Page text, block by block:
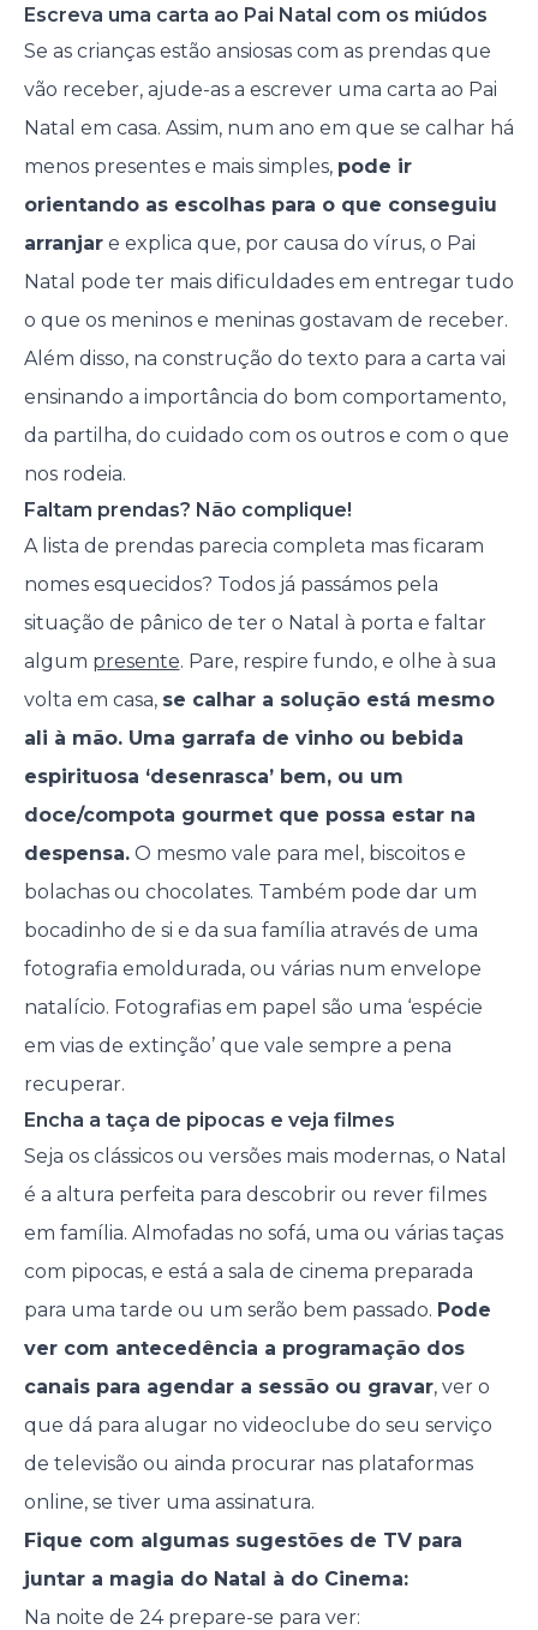
Escreva uma carta ao Pai Natal com os miúdos
Se as crianças estão ansiosas com as prendas que
vão receber, ajude-as a escrever uma carta ao Pai
Natal em casa. Assim, num ano em que se calhar há
menos presentes e mais simples, pode ir
orientando as escolhas para o que conseguiu
arranjare explica que, por causa do vírus, o Pai
Natal pode ter mais dificuldades em entregar tudo
o que os meninos e meninas gostavam de receber.
Além disso, na construção do texto para a carta vai
ensinando a importância do bom comportamento,
da partilha, do cuidado com os outros e com o que
nos rodeia.
Faltam prendas? Não complique!
A lista de prendas parecia completa mas ficaram
nomes esquecidos? Todos já passámos pela
situação de pânico de ter o Natal à porta e faltar
algum presente. Pare, respire fundo, e olhe à sua
volta em casa, se calhar a solução está mesmo
ali à mão. Uma garrafa de vinho ou bebida
espirituosa ‘desenrasca’ bem, ou um
doce/compota gourmet que possa estar na
despensa.O mesmo vale para mel, biscoitos e
bolachas ou chocolates. Também pode dar um
bocadinho de si e da sua família através de uma
fotografia emoldurada, ou várias num envelope
natalício. Fotografias em papel são uma ‘espécie
em vias de extinção’ que vale sempre a pena
recuperar.
Encha a taça de pipocas e veja filmes
Seja os clássicos ou versões mais modernas, o Natal
é a altura perfeita para descobrir ou rever filmes
em família. Almofadas no sofá, uma ou várias taças
com pipocas, e está a sala de cinema preparada
para uma tarde ou um serão bem passado. Pode
ver com antecedência a programação dos
canais para agendar a sessão ou gravar, ver o
que dá para alugar no videoclube do seu serviço
de televisão ou ainda procurar nas plataformas
online, se tiver uma assinatura.
Fique com algumas sugestões de TV para
juntar a magia do Natal à do Cinema:
Na noite de 24 prepare-se para ver: